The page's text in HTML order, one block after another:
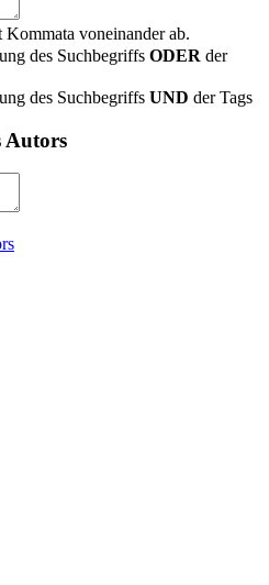
Kommata voneinander ab.
des Suchbegriffs ODER der
des Suchbegriffs UND der Tags
Autors